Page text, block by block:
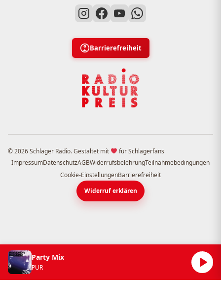
Barrierefreiheit
© 2026 Schlager Radio. Gestaltet mit
für Schlagerfans
ImpressumDatenschutzAGBWiderrufsbelehrungTeilnahmebedingungen
Cookie-EinstellungenBarrierefreiheit
Widerruf erklären
Party Mix
PUR